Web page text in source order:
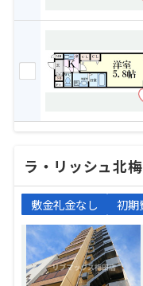
ラ・リッシュ北
敷金礼金なし 初期